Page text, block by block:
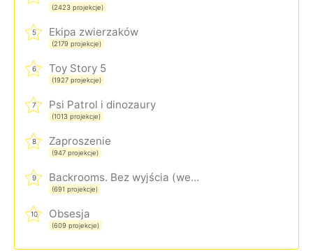
(2423 projekcje)
5 Ekipa zwierzaków
(2179 projekcje)
6 Toy Story 5
(1927 projekcje)
7 Psi Patrol i dinozaury
(1013 projekcje)
8 Zaproszenie
(947 projekcje)
9 Backrooms. Bez wyjścia (wersja rozszerzona)
(691 projekcje)
10 Obsesja
(609 projekcje)